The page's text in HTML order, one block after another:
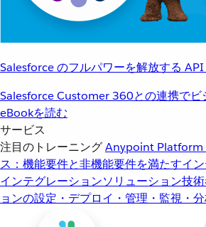
Salesforce のフルパワーを解放する
Salesforce Customer 360との連携でビ
eBookを読む
サービス
注目のトレーニングAnypoint Platform
ス：機能要件と非機能要件を満たすイ
インテグレーションソリューション技
ョンの設定・デプロイ・管理・監視・分